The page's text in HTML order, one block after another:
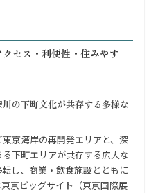
セス・利便性・住みやす
の下町文化が共存する多様な
京湾岸の再開発エリアと、深
下町エリアが共存する広大な
し、商業・飲食施設とともに
京ビッグサイト（東京国際展